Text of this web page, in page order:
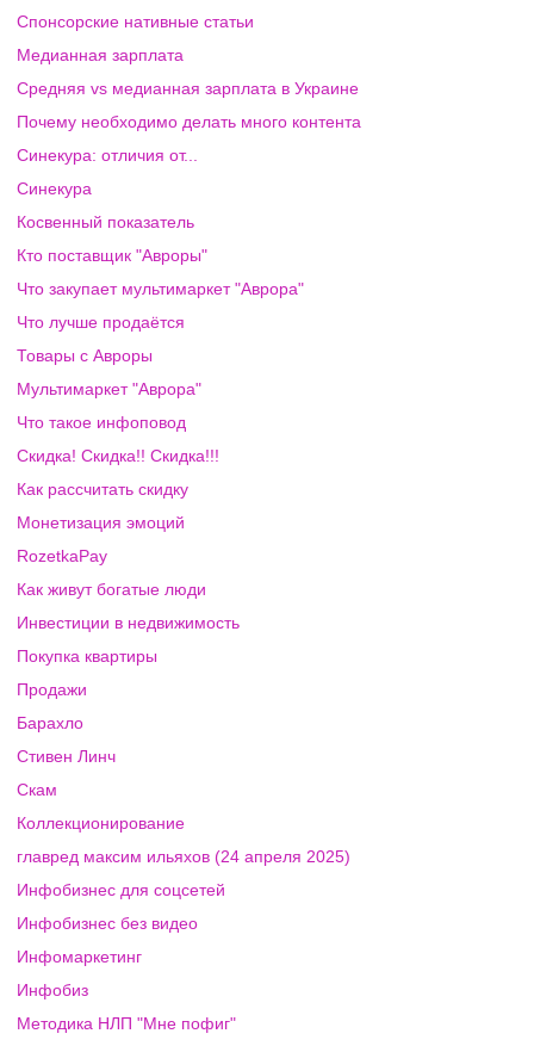
Спонсорские нативные статьи
Медианная зарплата
Средняя vs медианная зарплата в Украине
Почему необходимо делать много контента
Синекура: отличия от...
Синекура
Косвенный показатель
Кто поставщик "Авроры"
Что закупает мультимаркет "Аврора"
Что лучше продаётся
Товары с Авроры
Мультимаркет "Аврора"
Что такое инфоповод
Скидка! Скидка!! Скидка!!!
Как рассчитать скидку
Монетизация эмоций
RozetkaPay
Как живут богатые люди
Инвестиции в недвижимость
Покупка квартиры
Продажи
Барахло
Стивен Линч
Скам
Коллекционирование
главред максим ильяхов (24 апреля 2025)
Инфобизнес для соцсетей
Инфобизнес без видео
Инфомаркетинг
Инфобиз
Методика НЛП "Мне пофиг"